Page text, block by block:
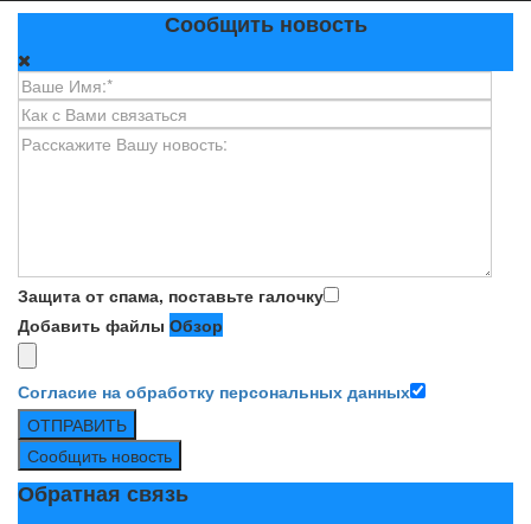
Сообщить новость
Защита от спама, поставьте галочку
Добавить файлы Обзор
Согласие на обработку персональных данных
ОТПРАВИТЬ
Сообщить новость
Обратная связь